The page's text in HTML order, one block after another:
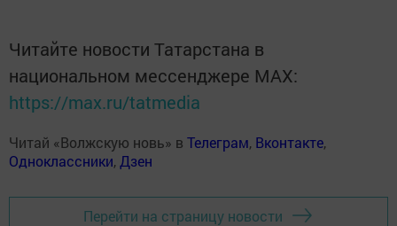
Читайте новости Татарстана в
национальном мессенджере MАХ:
https://max.ru/tatmedia
Читай «Волжскую новь» в Телеграм, Вконтакте,
Одноклассники,Дзен
Перейти на страницу новости